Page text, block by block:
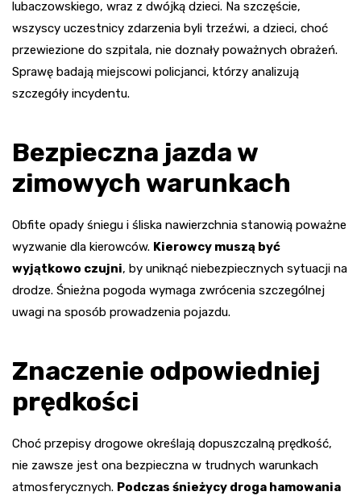
lubaczowskiego, wraz z dwójką dzieci. Na szczęście,
wszyscy uczestnicy zdarzenia byli trzeźwi, a dzieci, choć
przewiezione do szpitala, nie doznały poważnych obrażeń.
Sprawę badają miejscowi policjanci, którzy analizują
szczegóły incydentu.
Bezpieczna jazda w
zimowych warunkach
Obfite opady śniegu i śliska nawierzchnia stanowią poważne
wyzwanie dla kierowców. Kierowcy muszą być
wyjątkowo czujni, by uniknąć niebezpiecznych sytuacji na
drodze. Śnieżna pogoda wymaga zwrócenia szczególnej
uwagi na sposób prowadzenia pojazdu.
Znaczenie odpowiedniej
prędkości
Choć przepisy drogowe określają dopuszczalną prędkość,
nie zawsze jest ona bezpieczna w trudnych warunkach
atmosferycznych. Podczas śnieżycy droga hamowania